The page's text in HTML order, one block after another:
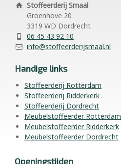
Stoffeerderij Smaal
Groenhove 20
3319 WD Dordrecht
06 45 43 92 10
info@stoffeerderijsmaal.nl
Handige links
Stoffeerderij Rotterdam
Stoffeerderij Ridderkerk
Stoffeerderij Dordrecht
Meubelstoffeerder Rotterdam
Meubelstoffeerder Ridderkerk
Meubelstoffeerder Dordrecht
Openingstijden